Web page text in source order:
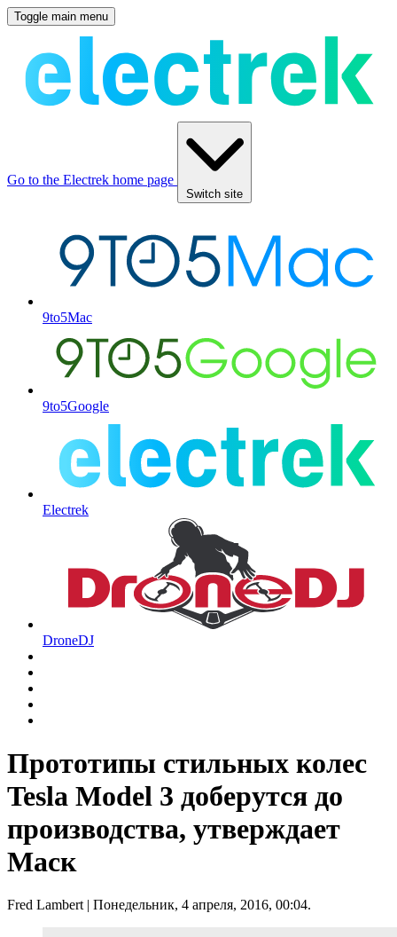
Toggle main menu
Go to the Electrek home page
Switch site
9to5Mac
9to5Google
Electrek
DroneDJ
Прототипы стильных колес
Tesla Model 3 доберутся до
производства, утверждает
Маск
Fred Lambert| Понедельник, 4 апреля, 2016, 00:04.